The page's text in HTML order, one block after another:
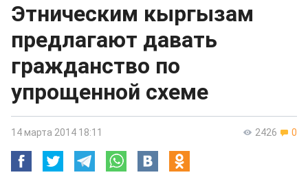
Этническим кыргызам
предлагают давать
гражданство по
упрощенной схеме
2426 0
14 марта 2014 18:11